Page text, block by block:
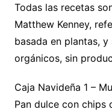
Todas las recetas
Matthew Kenney,
basada en plantas,
orgánicos, sin
Caja Navideña 1 –
Pan dulce con chips